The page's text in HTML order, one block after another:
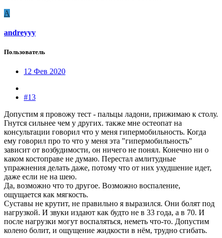
A
andreyyy
Пользователь
12 Фев 2020
#13
Допустим я провожу тест - пальцы ладони, прижимаю к столу.
Гнутся сильнее чем у других. также мне остеопат на
консультации говорил что у меня гипермобильность. Когда
ему говорил про то что у меня эта "гипермобильность"
зависит от возбудимости, он ничего не понял. Конечно ни о
каком костоправе не думаю. Перестал амлитудные
упражнения делать даже, потому что от них ухудшение идет,
даже если не на шею.
Да, возможно что то другое. Возможно воспаление,
ощущается как мягкость.
Суставы не крутит, не правильно я выразился. Они болят под
нагрузкой. И звуки издают как будто не в 33 года, а в 70. И
после нагрузки могут воспаляться, неметь что-то. Допустим
колено болит, и ощущение жидкости в нём, трудно сгибать.